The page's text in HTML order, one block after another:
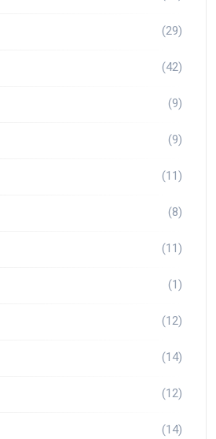
(29)
(42)
(9)
(9)
(11)
(8)
(11)
(1)
(12)
(14)
(12)
(14)